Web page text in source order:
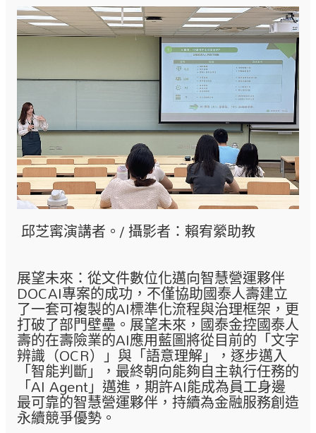
邱芝寗演講者。/ 攝影者：賴宥縈助教
展望未來：從文件數位化邁向智慧營運夥伴
DOCAI專案的成功，不僅協助國泰人壽建立
了一套可複製的AI標準化流程與治理框架，更
打破了部門壁壘。展望未來，國泰金控國泰人
壽的在壽險業的AI應用藍圖將從目前的「文字
辨識（OCR）」與「語意理解」，逐步邁入
「智能判斷」，最終朝向能夠自主執行任務的
「AI Agent」邁進，期許AI能成為員工身邊
最可靠的智慧營運夥伴，持續為金融服務創造
永續競爭優勢。